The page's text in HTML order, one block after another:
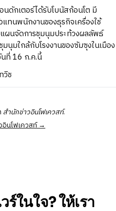
ดักเตอร์ได้รับโบนัสก้อนโต มี
ทนพนักงานของธุรกิจเครื่องใช้
ผนจัดการชุมนุมประท้วงผลลัพธ์
มนุมใกล้กับโรงงานของซัมซุงในเมือง
นที่ 16 ก.ค.นี้
ช
สำนักข่าวอินโฟเควสท์.
อินโฟเควสท์ →
ในใจ? ให้เรา